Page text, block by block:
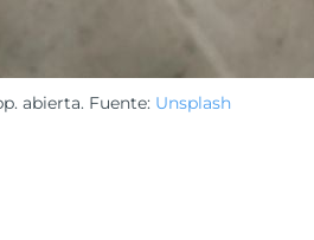
abierta. Fuente: Unsplash